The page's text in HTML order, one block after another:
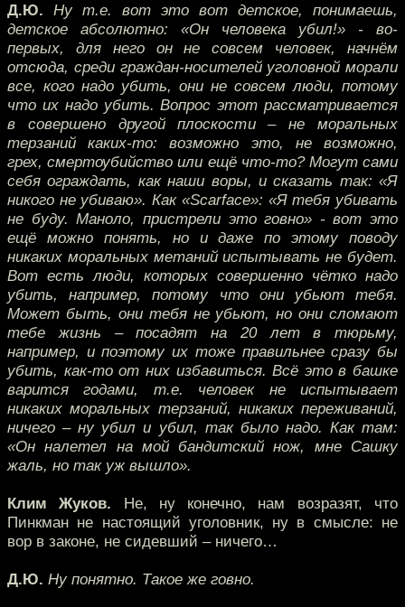
Д.Ю. Ну т.е. вот это вот детское, понимаешь,
детское абсолютно: «Он человека убил!» - во-
первых, для него он не совсем человек, начнём
отсюда, среди граждан-носителей уголовной морали
все, кого надо убить, они не совсем люди, потому
что их надо убить. Вопрос этот рассматривается
в совершено другой плоскости – не моральных
терзаний каких-то: возможно это, не возможно,
грех, смертоубийство или ещё что-то? Могут сами
себя ограждать, как наши воры, и сказать так: «Я
никого не убиваю». Как «Scarface»: «Я тебя убивать
не буду. Маноло, пристрели это говно» - вот это
ещё можно понять, но и даже по этому поводу
никаких моральных метаний испытывать не будет.
Вот есть люди, которых совершенно чётко надо
убить, например, потому что они убьют тебя.
Может быть, они тебя не убьют, но они сломают
тебе жизнь – посадят на 20 лет в тюрьму,
например, и поэтому их тоже правильнее сразу бы
убить, как-то от них избавиться. Всё это в башке
варится годами, т.е. человек не испытывает
никаких моральных терзаний, никаких переживаний,
ничего – ну убил и убил, так было надо. Как там:
«Он налетел на мой бандитский нож, мне Сашку
жаль, но так уж вышло».
Клим Жуков. Не, ну конечно, нам возразят, что
Пинкман не настоящий уголовник, ну в смысле: не
вор в законе, не сидевший – ничего…
Д.Ю. Ну понятно. Такое же говно.